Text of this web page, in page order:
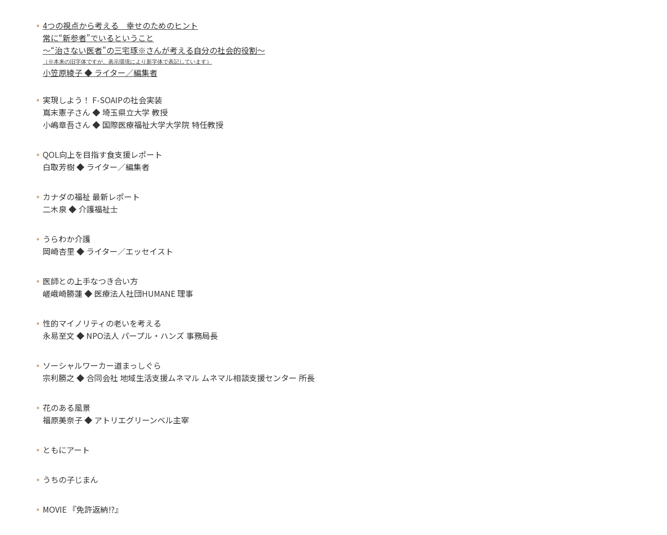
4つの視点から考える 幸せのためのヒント
常に“新参者”でいるということ
〜“治さない医者”の三宅琢※さんが考える自分の社会的役割〜
（※本来の旧字体ですが、表示環境により新字体で表記しています）
小笠原綾子 ◆ ライター／編集者
実現しよう！ F-SOAIPの社会実装
嶌末憲子さん ◆ 埼玉県立大学 教授
小嶋章吾さん ◆ 国際医療福祉大学大学院 特任教授
QOL向上を目指す食支援レポート
白取芳樹 ◆ ライター／編集者
カナダの福祉 最新レポート
二木泉 ◆ 介護福祉士
うらわか介護
岡崎杏里 ◆ ライター／エッセイスト
医師との上手なつき合い方
嵯峨崎勝蓮 ◆ 医療法人社団HUMANE 理事
性的マイノリティの老いを考える
永易至文 ◆ NPO法人 パープル・ハンズ 事務局長
ソーシャルワーカー道まっしぐら
宗利勝之 ◆ 合同会社 地域生活支援ムネマル ムネマル相談支援センター 所長
花のある風景
福原美奈子 ◆ アトリエグリーンベル主宰
ともにアート
うちの子じまん
MOVIE 『免許返納!?』